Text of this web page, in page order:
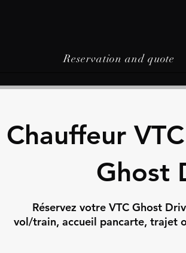
Reservation and quote
Chauffeur
Ghost
Réservez votre VTC Ghost
vol/train, accueil pancarte, trajet